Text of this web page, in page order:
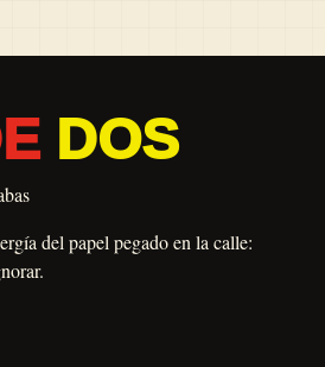
DOS
del papel pegado en la calle: